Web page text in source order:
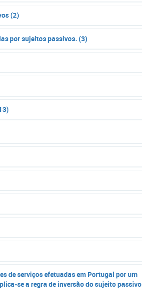
(2)
por sujeitos passivos. (3)
de serviços efetuadas em Portugal por um
se a regra de inversão do sujeito passivo